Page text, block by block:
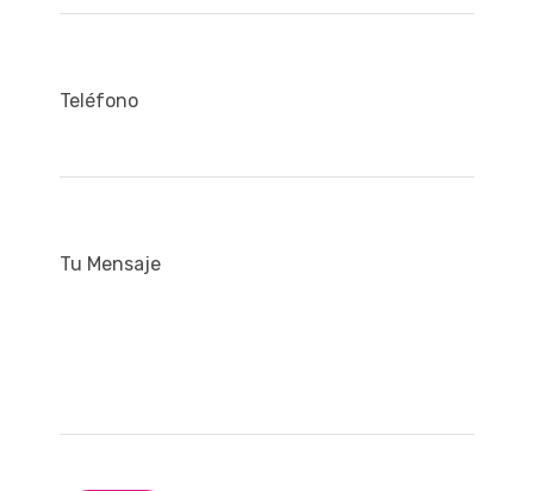
Teléfono
Tu Mensaje